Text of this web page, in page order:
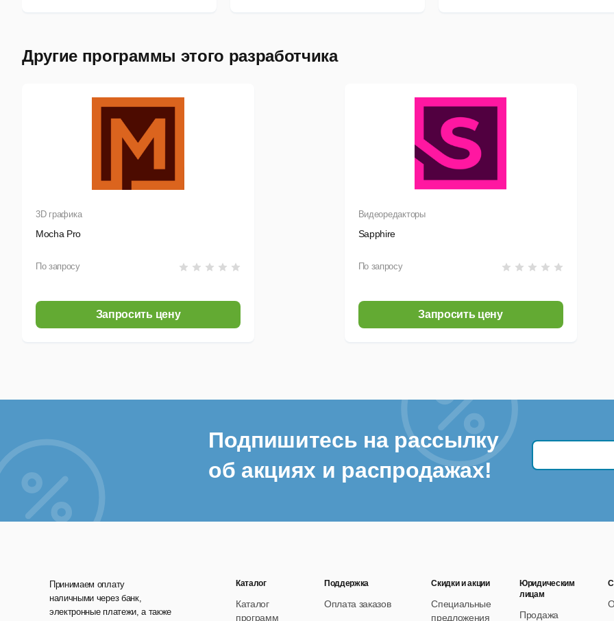
Другие программы этого разработчика
3D графика
Mocha Pro
По запросу
Запросить цену
Видеоредакторы
Sapphire
По запросу
Запросить цену
Подпишитесь на рассылку
об акциях и распродажах!
Принимаем оплату
наличными через банк,
электронные платежи, а также
Каталог
Каталог
программ
Поддержка
Оплата заказов
Скидки и акции
Специальные
предложения
Юридическим
лицам
Продажа